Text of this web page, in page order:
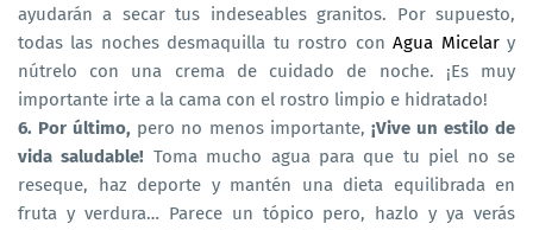
ayudarán a secar tus indeseables granitos. Por supuesto,
todas las noches desmaquilla tu rostro conAgua Micelary
nútrelo con una crema de cuidado de noche. ¡Es muy
importante irte a la cama con el rostro limpio e hidratado!
6. Por último, pero no menos importante, ¡Vive un estilo de
vida saludable! Toma mucho agua para que tu piel no se
reseque, haz deporte y mantén una dieta equilibrada en
fruta y verdura… Parece un tópico pero, hazlo y ya verás